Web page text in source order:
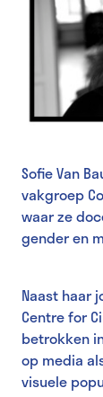
Sofie Van
vakgroep
waar ze
gender en
Naast haar
Centre for
betrokken
op media
visuele